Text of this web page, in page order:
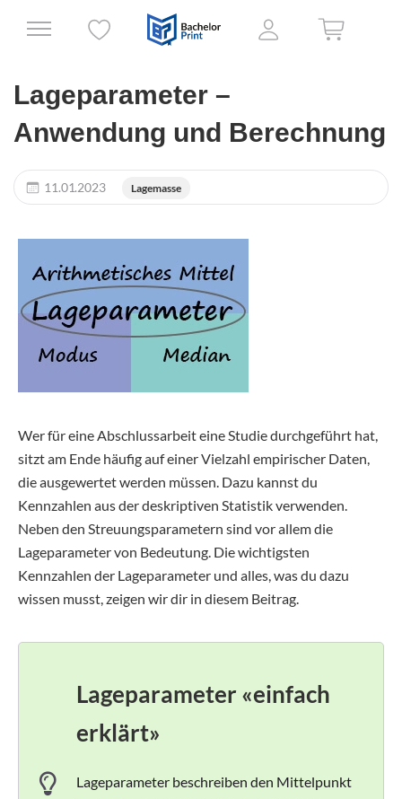
Lageparameter –
Anwendung und Berechnung
11.01.2023 Lagemasse
Wer für eine Abschlussarbeit eine Studie durchgeführt hat,
sitzt am Ende häufig auf einer Vielzahl empirischer Daten,
die ausgewertet werden müssen. Dazu kannst du
Kennzahlen aus der deskriptiven Statistik verwenden.
Neben den Streuungsparametern sind vor allem die
Lageparameter von Bedeutung. Die wichtigsten
Kennzahlen der Lageparameter und alles, was du dazu
wissen musst, zeigen wir dir in diesem Beitrag.
Lageparameter «einfach
erklärt»
Lageparameter beschreiben den Mittelpunkt